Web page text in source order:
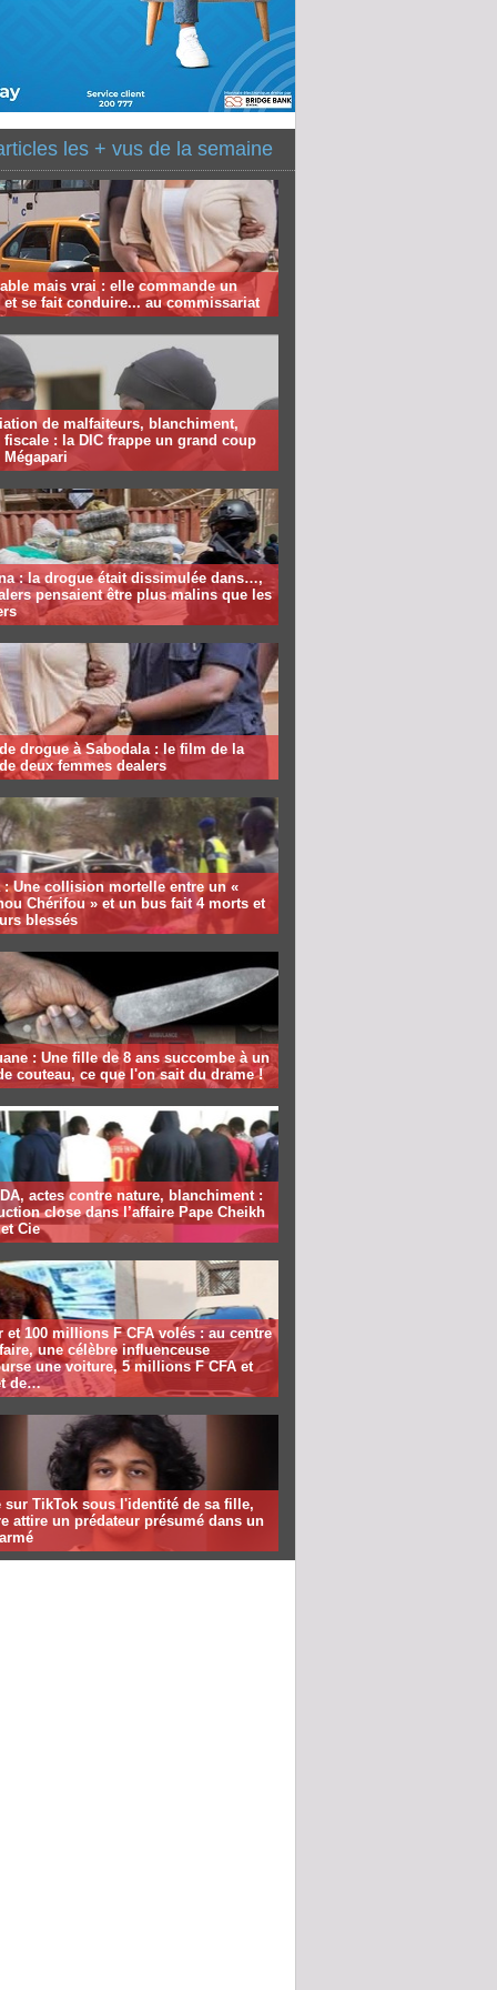
les + vus de la semaine
mais vrai : elle commande un
et se fait conduire... au commissariat
de malfaiteurs, blanchiment,
fiscale : la DIC frappe un grand coup
: la drogue était dissimulée dans…,
pensaient être plus malins que les
drogue à Sabodala : le film de la
deux femmes dealers
: Une collision mortelle entre un «
Chérifou » et un bus fait 4 morts et
blessés
: Une fille de 8 ans succombe à un
couteau, ce que l'on sait du drame !
actes contre nature, blanchiment :
close dans l’affaire Pape Cheikh
Cie
et 100 millions F CFA volés : au centre
une célèbre influenceuse
une voiture, 5 millions F CFA et
de…
sur TikTok sous l'identité de sa fille,
attire un prédateur présumé dans un